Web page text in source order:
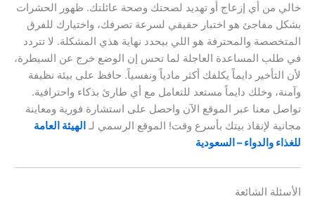
خالي من أي إزعاج أو تهديد لصحتك وصحة عائلتك. ظهور الحشرات
بشكل مفاجئ هو اختبار حقيقي لسرعة تصرفك، واختيارك للفرق
المتخصصة والمحترفة هو اللي بيحدد نهاية هذي المشكلة. لا تتردد
في طلب المساعدة العاجلة لما تحس إن الوضع خرج عن السيطرة،
لأن التأخير دايماً يكلفك أكثر مادياً ونفسياً. حافظ على بيئة نظيفة
وآمنة، وخلك دايماً مستعد للتعامل مع أي طارئ بذكاء واحترافية.
تواصل معنا عبر الموقع الآن واحصل على استشارة فورية ومعاينة
مجانية لإنقاذ بيتك بأسرع وقت! الموقع الرسمي لـ الهيئة العامة
للغذاء والدواء – السعودية
الأسئلة الشائعة